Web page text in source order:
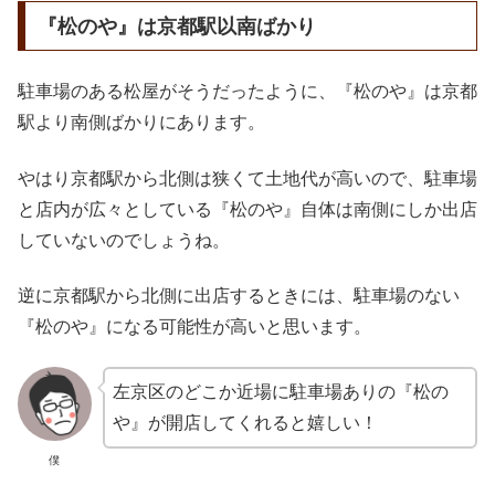
『松のや』は京都駅以南ばかり
駐車場のある松屋がそうだったように、『松のや』は京都
駅より南側ばかりにあります。
やはり京都駅から北側は狭くて土地代が高いので、駐車場
と店内が広々としている『松のや』自体は南側にしか出店
していないのでしょうね。
逆に京都駅から北側に出店するときには、駐車場のない
『松のや』になる可能性が高いと思います。
僕
左京区のどこか近場に駐車場ありの『松の
や』が開店してくれると嬉しい！